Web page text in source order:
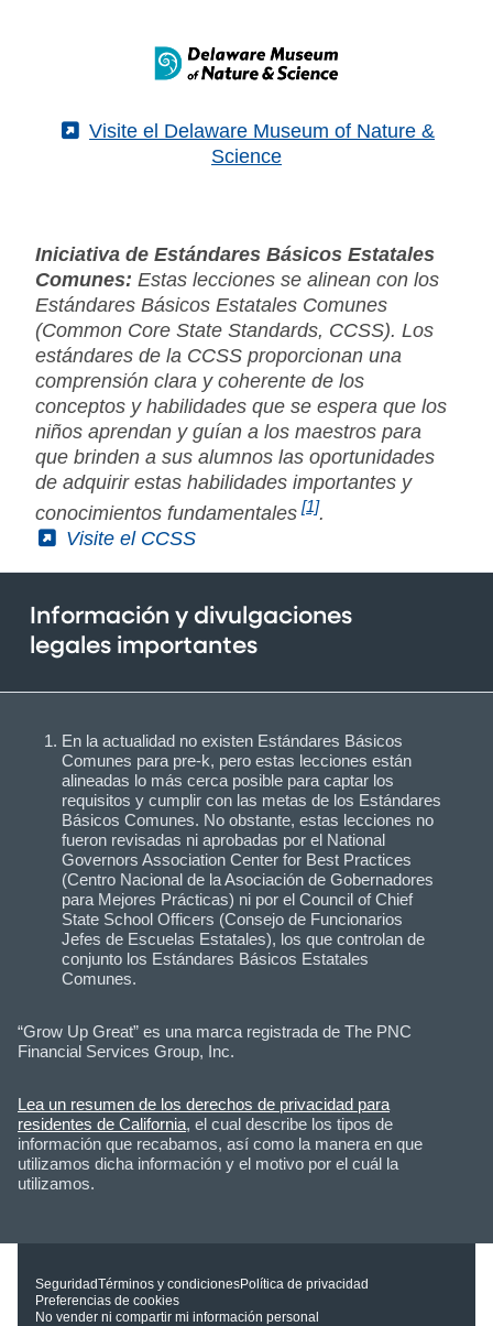
(External)
Visite el Delaware Museum of Nature &
Science
Iniciativa de Estándares Básicos Estatales
Comunes: Estas lecciones se alinean con los
Estándares Básicos Estatales Comunes
(Common Core State Standards, CCSS). Los
estándares de la CCSS proporcionan una
comprensión clara y coherente de los
conceptos y habilidades que se espera que los
niños aprendan y guían a los maestros para
que brinden a sus alumnos las oportunidades
de adquirir estas habilidades importantes y
conocimientos fundamentales [1].
(External)
Visite el CCSS
Información y divulgaciones
legales importantes
En la actualidad no existen Estándares Básicos
Comunes para pre-k, pero estas lecciones están
alineadas lo más cerca posible para captar los
requisitos y cumplir con las metas de los Estándares
Básicos Comunes. No obstante, estas lecciones no
fueron revisadas ni aprobadas por el National
Governors Association Center for Best Practices
(Centro Nacional de la Asociación de Gobernadores
para Mejores Prácticas) ni por el Council of Chief
State School Officers (Consejo de Funcionarios
Jefes de Escuelas Estatales), los que controlan de
conjunto los Estándares Básicos Estatales
Comunes.
“Grow Up Great” es una marca registrada de The PNC
Financial Services Group, Inc.
Lea un resumen de los derechos de privacidad para
residentes de California, el cual describe los tipos de
información que recabamos, así como la manera en que
utilizamos dicha información y el motivo por el cuál la
utilizamos.
SeguridadTérminos y condicionesPolítica de privacidad
Preferencias de cookies
No vender ni compartir mi información personal